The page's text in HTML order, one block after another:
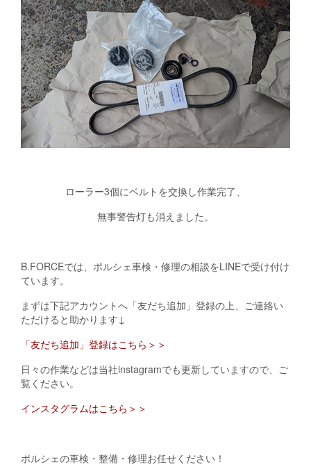
ローラー3個にベルトを交換し作業完了、
無事警告灯も消えました。
B.FORCEでは、ポルシェ車検・修理の相談をLINEで受け付け
ています。
まずは下記アカウントへ「友だち追加」登録の上、ご連絡い
ただけると助かります↓
「友だち追加」登録はこちら＞＞
日々の作業などは当社instagramでも更新していますので、ご
覧ください。
インスタグラムはこちら＞＞
ポルシェの車検・整備・修理お任せください！